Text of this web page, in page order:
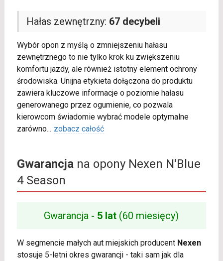
Hałas zewnętrzny: 67 decybeli
Wybór opon z myślą o zmniejszeniu hałasu
zewnętrznego to nie tylko krok ku zwiększeniu
komfortu jazdy, ale również istotny element ochrony
środowiska. Unijna etykieta dołączona do produktu
zawiera kluczowe informacje o poziomie hałasu
generowanego przez ogumienie, co pozwala
kierowcom świadomie wybrać modele optymalne
zarówno... zobacz całość
Gwarancjana opony Nexen N'Blue
4 Season
Gwarancja - 5 lat (60 miesięcy)
W segmencie małych aut miejskich producent Nexen
stosuje 5-letni okres gwarancji - taki sam jak dla